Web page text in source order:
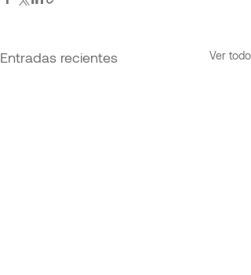
Entradas recientes Ver todo